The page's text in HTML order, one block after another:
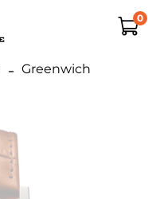
0
Greenwich